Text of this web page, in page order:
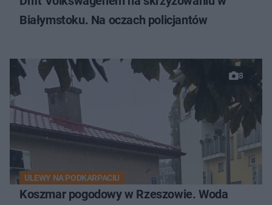
Białymstoku. Na oczach policjantów
8
ULEWY NA PODKARPACIU
Koszmar pogodowy w Rzeszowie. Woda